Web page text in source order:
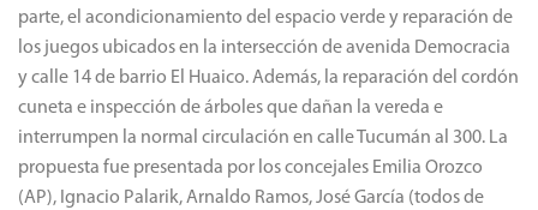
parte, el acondicionamiento del espacio verde y reparación de
los juegos ubicados en la intersección de avenida Democracia
y calle 14 de barrio El Huaico. Además, la reparación del cordón
cuneta e inspección de árboles que dañan la vereda e
interrumpen la normal circulación en calle Tucumán al 300. La
propuesta fue presentada por los concejales Emilia Orozco
(AP), Ignacio Palarik, Arnaldo Ramos, José García (todos de